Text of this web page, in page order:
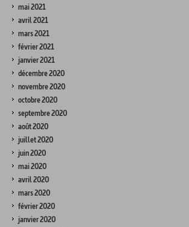
mai 2021
avril 2021
mars 2021
février 2021
janvier 2021
décembre 2020
novembre 2020
octobre 2020
septembre 2020
août 2020
juillet 2020
juin 2020
mai 2020
avril 2020
mars 2020
février 2020
janvier 2020